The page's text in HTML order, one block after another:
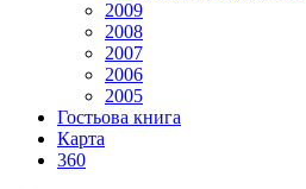
2009
2008
2007
2006
2005
Гостьова книга
Карта
360